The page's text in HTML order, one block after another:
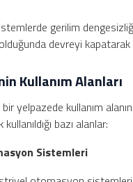
gerilim
devreyi kapatarak
Kullanım Alanları
yelpazede kullanım
bazı alanlar:
Sistemleri